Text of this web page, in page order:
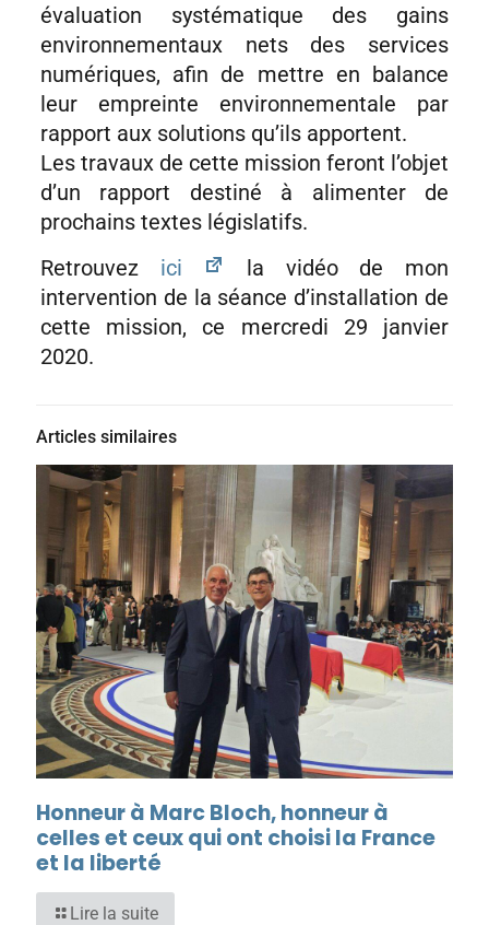
évaluation systématique des gains
environnementaux nets des services
numériques, afin de mettre en balance
leur empreinte environnementale par
rapport aux solutions qu’ils apportent.
Les travaux de cette mission feront l’objet
d’un rapport destiné à alimenter de
prochains textes législatifs.
Retrouvez ici
la vidéo de mon
intervention de la séance d’installation de
cette mission, ce mercredi 29 janvier
2020.
Articles similaires
Honneur à Marc Bloch, honneur à
celles et ceux qui ont choisi la France
et la liberté
Lire la suite